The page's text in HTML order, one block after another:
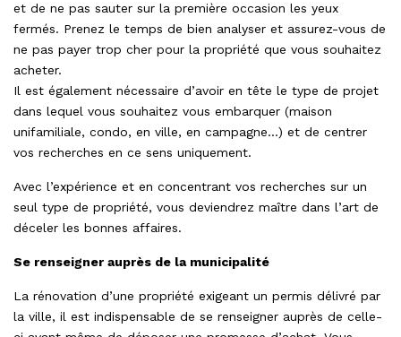
et de ne pas sauter sur la première occasion les yeux
fermés. Prenez le temps de bien analyser et assurez-vous de
ne pas payer trop cher pour la propriété que vous souhaitez
acheter.
Il est également nécessaire d’avoir en tête le type de projet
dans lequel vous souhaitez vous embarquer (maison
unifamiliale, condo, en ville, en campagne…) et de centrer
vos recherches en ce sens uniquement.
Avec l’expérience et en concentrant vos recherches sur un
seul type de propriété, vous deviendrez maître dans l’art de
déceler les bonnes affaires.
Se renseigner auprès de la municipalité
La rénovation d’une propriété exigeant un permis délivré par
la ville, il est indispensable de se renseigner auprès de celle-